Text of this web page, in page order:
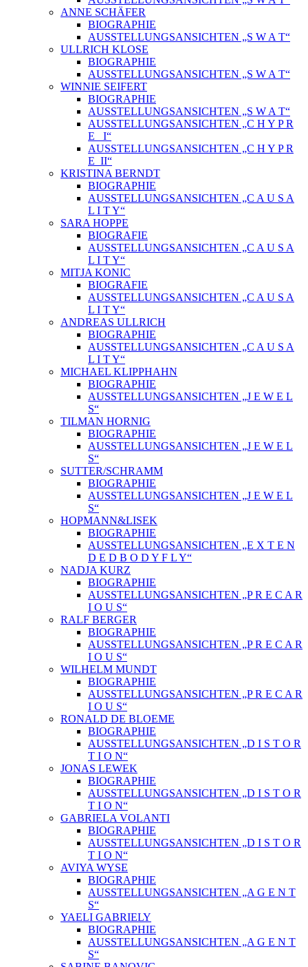
ANNE SCHÄFER
BIOGRAPHIE
AUSSTELLUNGSANSICHTEN „S W A T“
ULLRICH KLOSE
BIOGRAPHIE
AUSSTELLUNGSANSICHTEN „S W A T“
WINNIE SEIFERT
BIOGRAPHIE
AUSSTELLUNGSANSICHTEN „S W A T“
AUSSTELLUNGSANSICHTEN „C H Y P R
E_ I“
AUSSTELLUNGSANSICHTEN „C H Y P R
E_II“
KRISTINA BERNDT
BIOGRAPHIE
AUSSTELLUNGSANSICHTEN „C A U S A
L I T Y“
SARA HOPPE
BIOGRAFIE
AUSSTELLUNGSANSICHTEN „C A U S A
L I T Y“
MITJA KONIC
BIOGRAFIE
AUSSTELLUNGSANSICHTEN „C A U S A
L I T Y“
ANDREAS ULLRICH
BIOGRAPHIE
AUSSTELLUNGSANSICHTEN „C A U S A
L I T Y“
MICHAEL KLIPPHAHN
BIOGRAPHIE
AUSSTELLUNGSANSICHTEN „J E W E L
S“
TILMAN HORNIG
BIOGRAPHIE
AUSSTELLUNGSANSICHTEN „J E W E L
S“
SUTTER/SCHRAMM
BIOGRAPHIE
AUSSTELLUNGSANSICHTEN „J E W E L
S“
HOPMANN&LISEK
BIOGRAPHIE
AUSSTELLUNGSANSICHTEN „E X T E N
D E D B O D Y F L Y“
NADJA KURZ
BIOGRAPHIE
AUSSTELLUNGSANSICHTEN „P R E C A R
I O U S“
RALF BERGER
BIOGRAPHIE
AUSSTELLUNGSANSICHTEN „P R E C A R
I O U S“
WILHELM MUNDT
BIOGRAPHIE
AUSSTELLUNGSANSICHTEN „P R E C A R
I O U S“
RONALD DE BLOEME
BIOGRAPHIE
AUSSTELLUNGSANSICHTEN „D I S T O R
T I O N“
JONAS LEWEK
BIOGRAPHIE
AUSSTELLUNGSANSICHTEN „D I S T O R
T I O N“
GABRIELA VOLANTI
BIOGRAPHIE
AUSSTELLUNGSANSICHTEN „D I S T O R
T I O N“
AVIYA WYSE
BIOGRAPHIE
AUSSTELLUNGSANSICHTEN „A G E N T
S“
YAELI GABRIELY
BIOGRAPHIE
AUSSTELLUNGSANSICHTEN „A G E N T
S“